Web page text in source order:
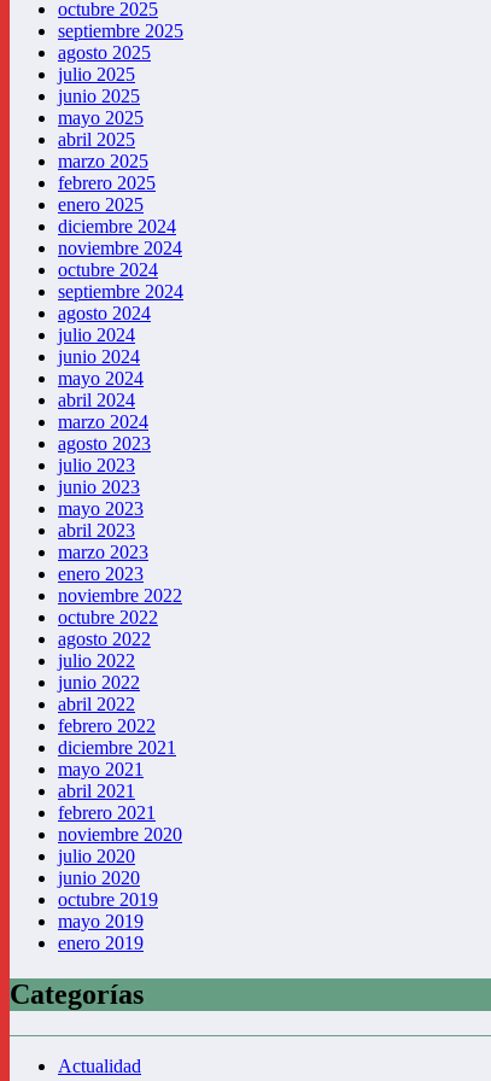
octubre 2025
septiembre 2025
agosto 2025
julio 2025
junio 2025
mayo 2025
abril 2025
marzo 2025
febrero 2025
enero 2025
diciembre 2024
noviembre 2024
octubre 2024
septiembre 2024
agosto 2024
julio 2024
junio 2024
mayo 2024
abril 2024
marzo 2024
agosto 2023
julio 2023
junio 2023
mayo 2023
abril 2023
marzo 2023
enero 2023
noviembre 2022
octubre 2022
agosto 2022
julio 2022
junio 2022
abril 2022
febrero 2022
diciembre 2021
mayo 2021
abril 2021
febrero 2021
noviembre 2020
julio 2020
junio 2020
octubre 2019
mayo 2019
enero 2019
Categorías
Actualidad